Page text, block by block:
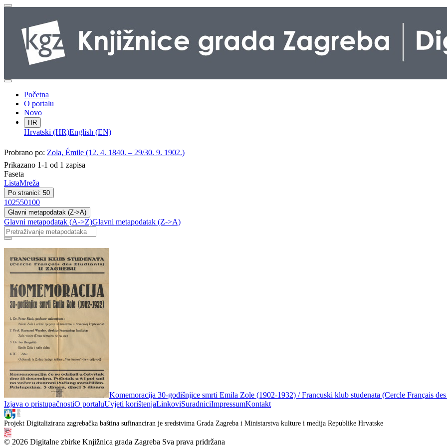
Početna
O portalu
Novo
HR
Hrvatski (HR)English (EN)
Probrano po: Zola, Émile (12. 4. 1840. – 29/30. 9. 1902.)
Prikazano 1-1 od 1 zapisa
Faseta
ListaMreža
Po stranici: 50
102550100
Glavni metapodatak (Z->A)
Glavni metapodatak (A->Z)Glavni metapodatak (Z->A)
Komemoracija 30-godišnjice smrti Emila Zole (1902-1932) / Francuski klub studenata (Cercle Français
Izjava o pristupačnostiO portaluUvjeti korištenjaLinkoviSuradniciImpressumKontakt
Projekt Digitalizirana zagrebačka baština sufinanciran je sredstvima Grada Zagreba i Ministarstva kulture i medija Republike Hrvatske
© 2026 Digitalne zbirke Knjižnica grada Zagreba Sva prava pridržana